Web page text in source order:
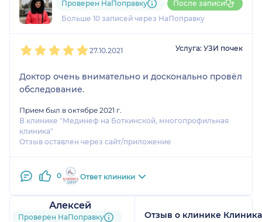
3 отзываи 3 оценки
Больше 10 записей через НаПоправку
Проверен НаПоправку После записи
27.10.2021 Услуга: УЗИ почек
Доктор очень внимательно и досконально провёл
обследование.
Прием был в октябре 2021 г.
В клинике "Мединеф на Боткинской, многопрофильная
клиника"
Отзыв оставлен через сайт/приложение
0 Ответ клиники
Алексей
1 отзыв
Проверен НаПоправку
Отзыв о клинике Клиника